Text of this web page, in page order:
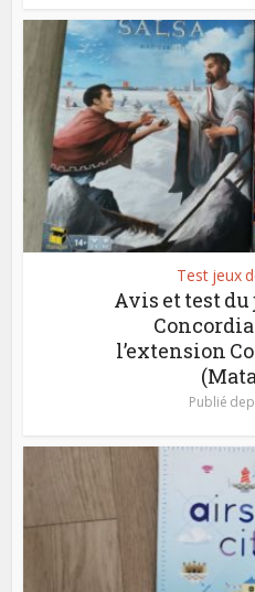
Test jeux
Avis et test du
l’extension
Publié